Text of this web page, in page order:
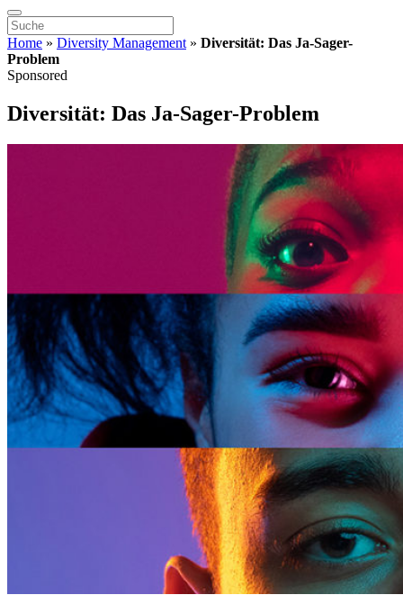
Home » Diversity Management » Diversität: Das Ja-Sager-
Problem
Sponsored
Diversität: Das Ja-Sager-Problem